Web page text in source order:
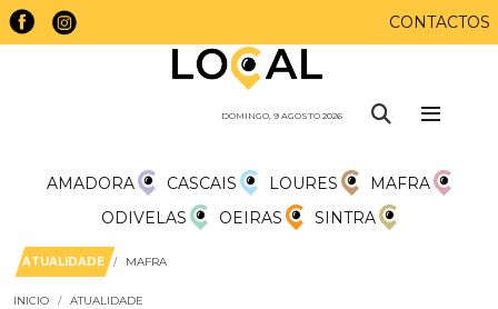
CONTACTOS
DOMINGO, 9 AGOSTO 2026
AMADORA CASCAIS LOURES
MAFRA
ODIVELAS
OEIRAS SINTRA
ATUALIDADE MAFRA
INICIO
ATUALIDADE